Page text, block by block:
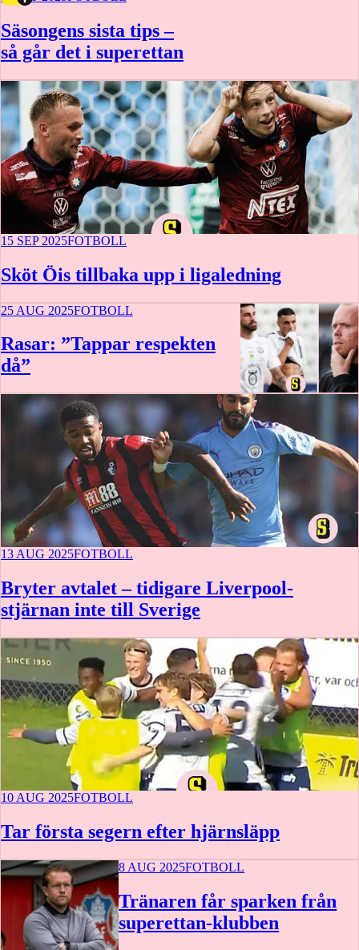
Säsongens sista tips –
så går det i superettan
15 SEP 2025FOTBOLL
Sköt Öis tillbaka upp i ligaledning
25 AUG 2025FOTBOLL
Rasar: ”Tappar respekten
då”
13 AUG 2025FOTBOLL
Bryter avtalet – tidigare Liverpool-
stjärnan inte till Sverige
10 AUG 2025FOTBOLL
Tar första segern efter hjärnsläpp
8 AUG 2025FOTBOLL
Tränaren får sparken från
superettan-klubben